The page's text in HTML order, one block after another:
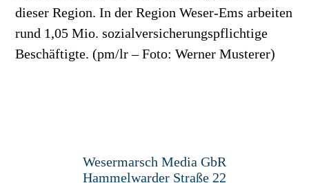
dieser Region. In der Region Weser-Ems arbeiten
rund 1,05 Mio. sozialversicherungspflichtige
Beschäftigte. (pm/lr – Foto: Werner Musterer)
Wesermarsch Media GbR
Hammelwarder Straße 22